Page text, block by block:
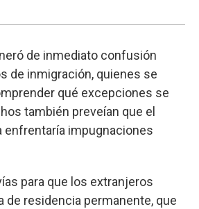
de inmediato confusión
de inmigración, quienes se
qué excepciones se
también preveían que el
enfrentaría impugnaciones
para que los extranjeros
de residencia permanente, que